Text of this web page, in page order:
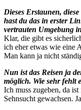
Dieses Erstaunen,
hast du das in erster
vertrauten Umgebung
Klar, die gibt es
ich eher etwas wie eine
Man kann ja nicht
Nun ist das Reisen ja
möglich. Wie sehr fehlt
Ich muss zugeben, da
Sehnsucht gewachsen.